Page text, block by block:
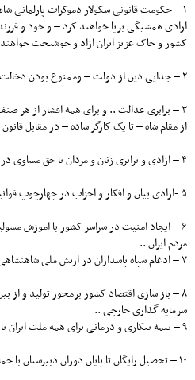
۱ – حکومت قانونی سکولار دموکرات پارلمانی
ازادی همشیگی برپا خواهند کرد – و خود و
کشور و خاک عزیز ایران ازاد و خوشبخت
۲ – جدایی دین از دولت – وممنوع بودن دخالت دین – در امور سیاسی ..
۳ – برابری عدالت .. و برای همه اقشار از هر
از مقام شاه – تا یک کارگر ساده – در مقابل
۴ – ازادی و برابری زنان و مردان با حق مساوی در انتخابات پوشش ..
۵ -ازادی بیان و افکار و احزاب در چهارچوپ قوانین قانون اساسی ایران ..
۶ – ایجاد امنیت در سراسر کشور با اموزش
مردم ایران ..
۷ – ادغام سپاه پاسداران در ارتش ملی شاهنشاهی ایران ..
۸ – باز سازی اقتصاد کشور برمحور تولید و از
سرمایه گذاری خارجی ..
۹ – بیمه بیکاری و درمانی برای همه ملت ایران با حمایت دولتی ..
۱۰ – تحصیل رایگان تا پایان دوران دبیرستان با حمایت دولتی ..